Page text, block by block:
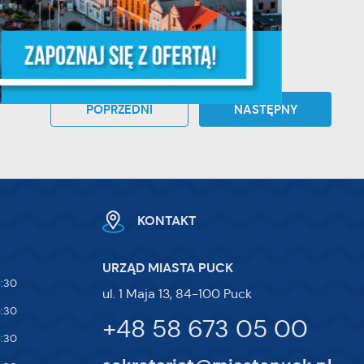
POPRZEDNI NASTĘPNY
KONTAKT
URZĄD MIASTA PUCK
ul. 1 Maja 13, 84-100 Puck
+48 58 673 05 00